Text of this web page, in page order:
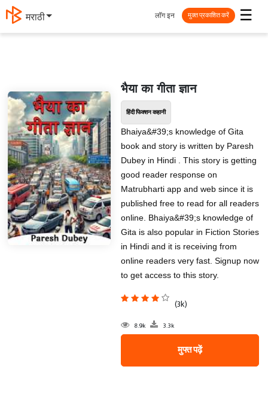
मराठी ☰
लॉग इन मुक्त प्रकाशित करें
भैया का गीता ज्ञान
हिंदी फिक्शन कहानी
Bhaiya&#39;s knowledge of Gita
book and story is written by Paresh
Dubey in Hindi . This story is getting
good reader response on
Matrubharti app and web since it is
published free to read for all readers
online. Bhaiya&#39;s knowledge of
Gita is also popular in Fiction Stories
in Hindi and it is receiving from
online readers very fast. Signup now
to get access to this story.
(3k)
8.9k 3.3k
मुफ्त पढ़ें